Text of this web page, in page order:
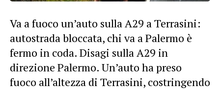
Va a fuoco un’auto sulla A29 a Terrasini:
autostrada bloccata, chi va a Palermo è
fermo in coda. Disagi sulla A29 in
direzione Palermo. Un’auto ha preso
fuoco all’altezza di Terrasini, costringendo